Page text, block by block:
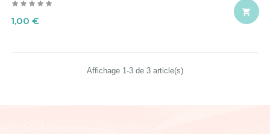
Precio
1,00 €

Affichage 1-3 de 3 article(s)